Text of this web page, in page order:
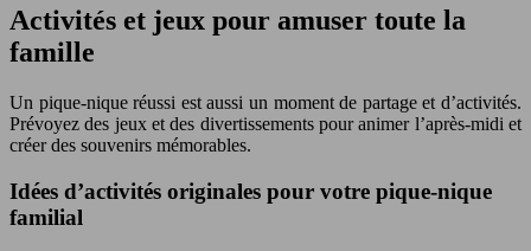
Activités et jeux pour amuser toute la
famille
Un pique-nique réussi est aussi un moment de partage et d’activités.
Prévoyez des jeux et des divertissements pour animer l’après-midi et
créer des souvenirs mémorables.
Idées d’activités originales pour votre pique-nique
familial